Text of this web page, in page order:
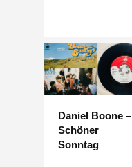
Daniel Boone –
Schöner
Sonntag